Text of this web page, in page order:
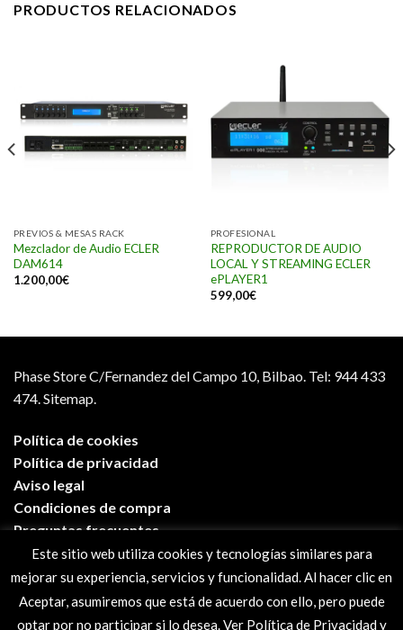
PRODUCTOS RELACIONADOS
PREVIOS & MESAS RACK
Mezclador de Audio ECLER
DAM614
1.200,00€
PROFESIONAL
REPRODUCTOR DE AUDIO
LOCAL Y STREAMING ECLER
ePLAYER1
599,00€
Phase Store C/Fernandez del Campo 10, Bilbao. Tel: 944 433
474. Sitemap.
Política de cookies
Política de privacidad
Aviso legal
Condiciones de compra
Preguntas frecuentes
Este sitio web utiliza cookies y tecnologías similares para
mejorar su experiencia, servicios y funcionalidad. Al hacer clic en
Aceptar, asumiremos que está de acuerdo con ello, pero puede
optar por no participar si lo desea. Ver Política de Privacidad y